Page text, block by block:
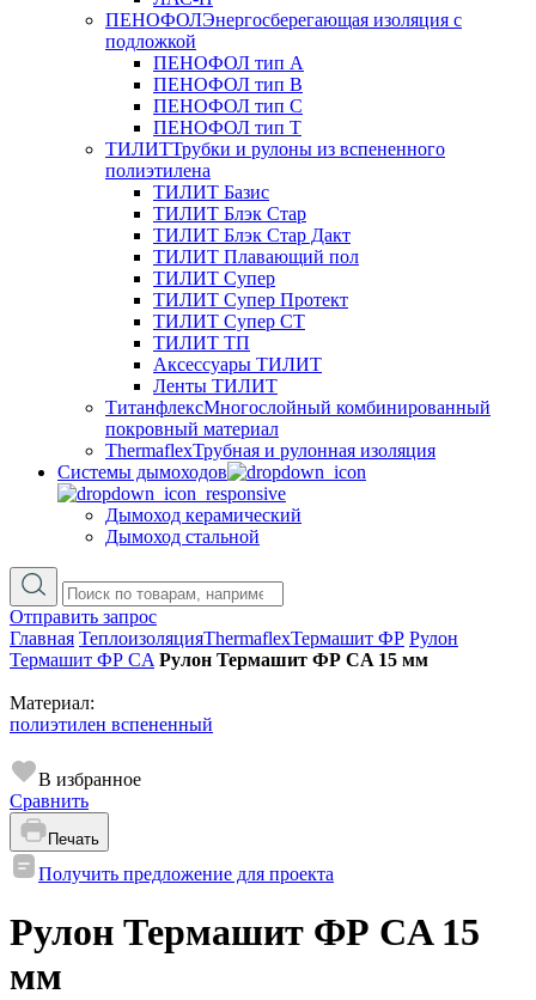
ПЕНОФОЛЭнергосберегающая изоляция с
подложкой
ПЕНОФОЛ тип А
ПЕНОФОЛ тип B
ПЕНОФОЛ тип C
ПЕНОФОЛ тип T
ТИЛИТТрубки и рулоны из вспененного
полиэтилена
ТИЛИТ Базис
ТИЛИТ Блэк Стар
ТИЛИТ Блэк Стар Дакт
ТИЛИТ Плавающий пол
ТИЛИТ Супер
ТИЛИТ Супер Протект
ТИЛИТ Супер СТ
ТИЛИТ ТП
Аксессуары ТИЛИТ
Ленты ТИЛИТ
ТитанфлексМногослойный комбинированный
покровный материал
ThermaflexТрубная и рулонная изоляция
Cистемы дымоходов
Дымоход керамический
Дымоход стальной
Отправить запрос
Главная ТеплоизоляцияThermaflexТермашит ФР Рулон
Термашит ФР CA Рулон Термашит ФР CA 15 мм
Материал:
полиэтилен вспененный
В избранное
Сравнить
Печать
Получить предложение для проекта
Рулон Термашит ФР CA 15
мм